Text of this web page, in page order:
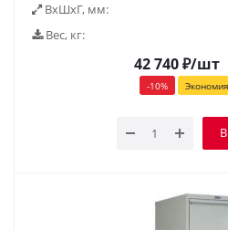
ВxШxГ, мм:
Вес, кг:
42 740₽/шт
-10% Экономия